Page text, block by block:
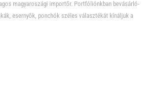
magyaroszági importőr. Portfóliónkban bevásárló-
esernyők, ponchók széles választékát kínáljuk a